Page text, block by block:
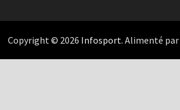
Copyright © 2026 Infosport. Alimenté par